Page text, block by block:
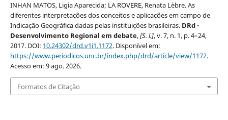
INHAN MATOS, Ligia Aparecida; LA ROVERE, Renata Lèbre. As
diferentes interpretações dos conceitos e aplicações em campo de
Indicação Geográfica dadas pelas instituições brasileiras. DRd -
Desenvolvimento Regional em debate,[S. l.], v. 7, n. 1, p. 4–24,
2017. DOI: 10.24302/drd.v1i1.1172. Disponível em:
https://www.periodicos.unc.br/index.php/drd/article/view/1172.
Acesso em: 9 ago. 2026.
Formatos de Citação